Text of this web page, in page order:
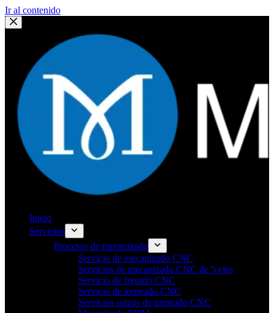
Ir al contenido
Inicio
Servicios
Procesos de mecanizado
Servicio de mecanizado CNC
Servicios de mecanizado CNC de 5 ejes
Servicio de fresado CNC
Servicio de torneado CNC
Servicios suizos de torneado CNC